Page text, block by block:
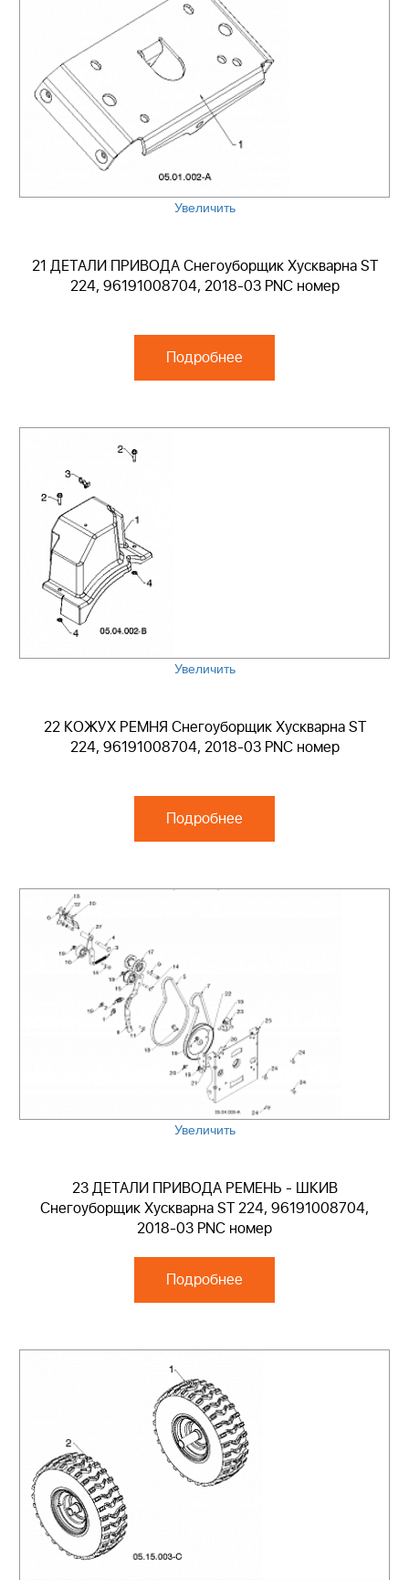
Увеличить
21 ДЕТАЛИ ПРИВОДА Снегоуборщик Хускварна ST
224, 96191008704, 2018-03 PNC номер
Подробнее
Увеличить
22 КОЖУХ РЕМНЯ Снегоуборщик Хускварна ST
224, 96191008704, 2018-03 PNC номер
Подробнее
Увеличить
23 ДЕТАЛИ ПРИВОДА РЕМЕНЬ - ШКИВ
Снегоуборщик Хускварна ST 224, 96191008704,
2018-03 PNC номер
Подробнее